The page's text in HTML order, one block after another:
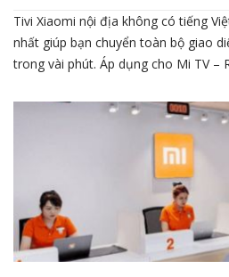
Tivi Xiaomi nội địa không có tiếng
nhất giúp bạn chuyển toàn bộ giao
trong vài phút. Áp dụng cho Mi TV –